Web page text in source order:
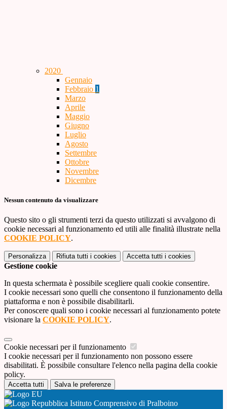
2020
Gennaio
Febbraio 1
Marzo
Aprile
Maggio
Giugno
Luglio
Agosto
Settembre
Ottobre
Novembre
Dicembre
Nessun contenuto da visualizzare
Questo sito o gli strumenti terzi da questo utilizzati si avvalgono di
cookie necessari al funzionamento ed utili alle finalità illustrate nella
COOKIE POLICY.
Personalizza Rifiuta tutti i cookies Accetta tutti i cookies
Gestione cookie
In questa schermata è possibile scegliere quali cookie consentire.
I cookie necessari sono quelli che consentono il funzionamento della
piattaforma e non è possibile disabilitarli.
Per conoscere quali sono i cookie necessari al funzionamento potete
visionare la COOKIE POLICY.
Cookie necessari per il funzionamento
I cookie necessari per il funzionamento non possono essere
disabilitati. È possibile consultare l'elenco nella pagina della cookie
policy.
Accetta tutti Salva le preferenze
Istituto Comprensivo di Pralboino